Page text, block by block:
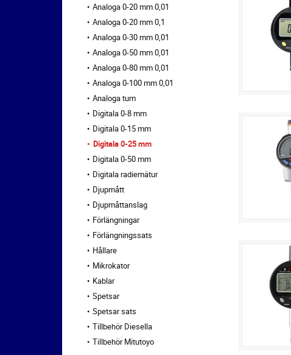
Analoga 0-20 mm 0,01
Analoga 0-20 mm 0,1
Analoga 0-30 mm 0,01
Analoga 0-50 mm 0,01
Analoga 0-80 mm 0,01
Analoga 0-100 mm 0,01
Analoga tum
Digitala 0-8 mm
Digitala 0-15 mm
Digitala 0-25 mm
Digitala 0-50 mm
Digitala radiemätur
Djupmått
Djupmåttanslag
Förlängningar
Förlängningssats
Hållare
Mikrokator
Kablar
Spetsar
Spetsar sats
Tillbehör Diesella
Tillbehör Mitutoyo